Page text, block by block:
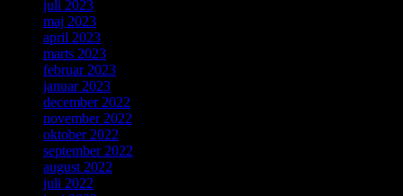
juli 2023
maj 2023
april 2023
marts 2023
februar 2023
januar 2023
december 2022
november 2022
oktober 2022
september 2022
august 2022
juli 2022